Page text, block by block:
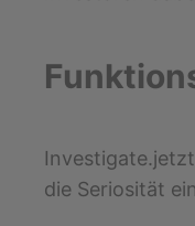
die Seriosität